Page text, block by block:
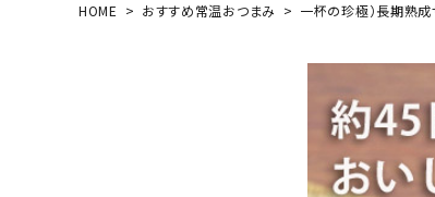
ログイン 会員登録
HOME おすすめ常温おつまみ 一杯の珍極）長期熟成